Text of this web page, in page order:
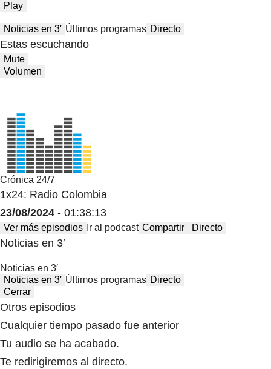
Play
Noticias en 3′ Últimos programas Directo
Estas escuchando
Mute
Volumen
Crónica 24/7
1x24: Radio Colombia
23/08/2024 - 01:38:13
Ver más episodios Ir al podcast Compartir Directo
Noticias en 3′
Noticias en 3′
Noticias en 3′ Últimos programas Directo
Cerrar
Otros episodios
Cualquier tiempo pasado fue anterior
Tu audio se ha acabado.
Te redirigiremos al directo.